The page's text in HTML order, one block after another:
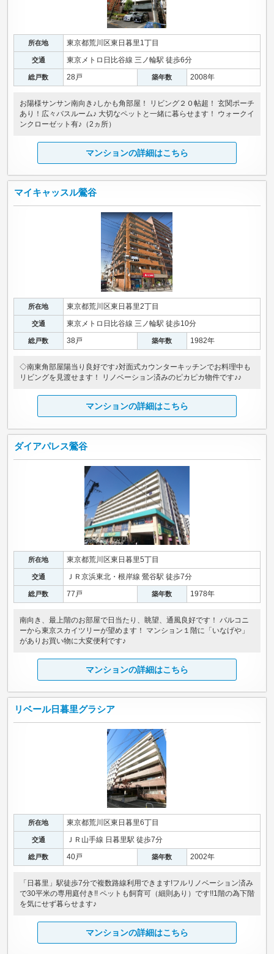
所在地 東京都荒川区東日暮里1丁目
交通 東京メトロ日比谷線 三ノ輪駅 徒歩6分
総戸数 28戸 築年数 2008年
お陽様サンサン南向き♪しかも角部屋！ リビング２０帖超！ 玄関ポーチ
あり！広々バスルーム♪ 大切なペットと一緒に暮らせます！ ウォークイ
ンクローゼット有♪（2ヵ所）
マンションの詳細はこちら
マイキャッスル鶯谷
所在地 東京都荒川区東日暮里2丁目
交通 東京メトロ日比谷線 三ノ輪駅 徒歩10分
総戸数 38戸 築年数 1982年
◇南東角部屋陽当り良好です♪対面式カウンターキッチンでお料理中も
リビングを見渡せます！ リノベーション済みのピカピカ物件です♪♪
マンションの詳細はこちら
ダイアパレス鶯谷
所在地 東京都荒川区東日暮里5丁目
交通 ＪＲ京浜東北・根岸線 鶯谷駅 徒歩7分
総戸数 77戸 築年数 1978年
南向き、最上階のお部屋で日当たり、眺望、通風良好です！ バルコニ
ーから東京スカイツリーが望めます！ マンション１階に「いなげや」
がありお買い物に大変便利です♪
マンションの詳細はこちら
リベール日暮里グラシア
所在地 東京都荒川区東日暮里6丁目
交通 ＪＲ山手線 日暮里駅 徒歩7分
総戸数 40戸 築年数 2002年
「日暮里」駅徒歩7分で複数路線利用できます!フルリノベーション済み
で30平米の専用庭付き!! ペットも飼育可（細則あり）です!!1階の為下階
を気にせず暮らせます♪
マンションの詳細はこちら